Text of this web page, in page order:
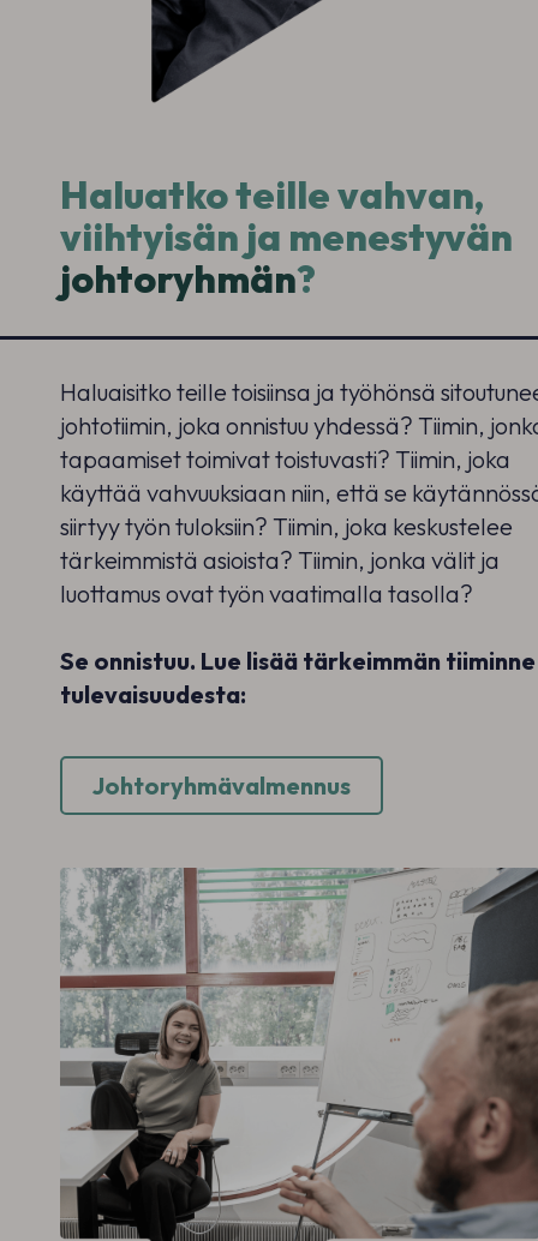
Haluatko teille vahvan,
viihtyisän ja menestyvän
johtoryhmän?
Haluaisitko teille toisiinsa ja työhönsä
johtotiimin, joka onnistuu yhdessä? Tiimin,
tapaamiset toimivat toistuvasti? Tiimin, joka
käyttää vahvuuksiaan niin, että se
siirtyy työn tuloksiin? Tiimin, joka keskustelee
tärkeimmistä asioista? Tiimin, jonka välit ja
luottamus ovat työn vaatimalla tasolla?​
Se onnistuu. Lue lisää tärkeimmän tiiminne
tulevaisuudesta:
Johtoryhmävalmennus